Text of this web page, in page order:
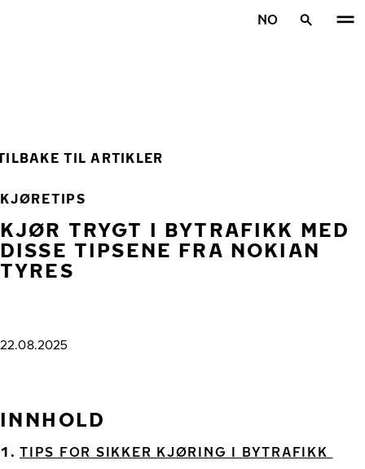
NO
TIL ARTIKLER
KJØRETIPS
KJØR TRYGT I BYTRAFIKK MED
DISSE TIPSENE FRA NOKIAN
TYRES
22.08.2025
INNHOLD
TIPS FOR SIKKER KJØRING I BYTRAFIKK